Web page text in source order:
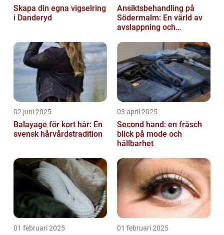
Skapa din egna vigselring
i Danderyd
Ansiktsbehandling på
Södermalm: En värld av
avslappning och
02 juni 2025
Balayage för kort hår: En
svensk hårvårdstradition
03 april 2025
Second hand: en fräsch
blick på mode och
hållbarhet
01 februari 2025 01 februari 2025